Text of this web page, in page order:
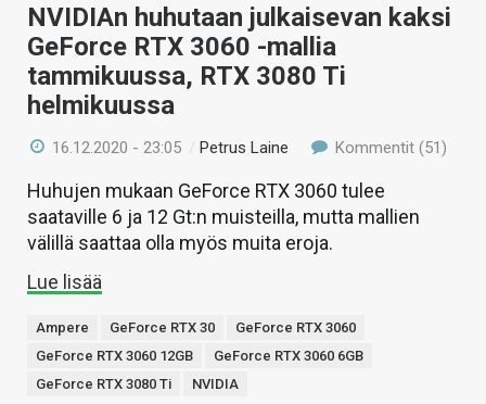
NVIDIAn huhutaan julkaisevan kaksi
GeForce RTX 3060 -mallia
tammikuussa, RTX 3080 Ti
helmikuussa
16.12.2020 - 23:05 /Petrus Laine Kommentit (51)
Huhujen mukaan GeForce RTX 3060 tulee
saataville 6 ja 12 Gt:n muisteilla, mutta mallien
välillä saattaa olla myös muita eroja.
Lue lisää
Ampere GeForce RTX 30
GeForce RTX 3060
GeForce RTX 3060 12GB
GeForce RTX 3060 6GB
GeForce RTX 3080 Ti
NVIDIA